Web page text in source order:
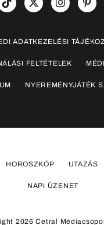
ADATKEZELÉSI
FELTÉTELEK
NYEREMÉNYJÁTÉK
HOROSZKÓP UTAZÁS
NAPI ÜZENET
2026 Cetral